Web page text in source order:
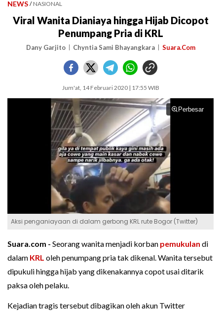
NEWS / NASIONAL
Viral Wanita Dianiaya hingga Hijab Dicopot
Penumpang Pria di KRL
Dany Garjito Chyntia Sami Bhayangkara Suara.Com
Jum'at, 14 Februari 2020 | 17:55 WIB
Perbesar
Aksi penganiayaan di dalam gerbong KRL rute Bogor (Twitter)
Suara.com - Seorang wanita menjadi korban pemukulan di
dalam KRL oleh penumpang pria tak dikenal. Wanita tersebut
dipukuli hingga hijab yang dikenakannya copot usai ditarik
paksa oleh pelaku.
Kejadian tragis tersebut dibagikan oleh akun Twitter